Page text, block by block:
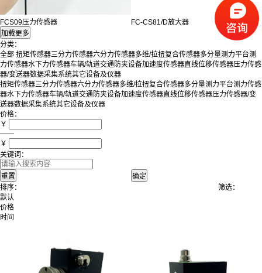
FCS09压力传感器 FC-CS81/D放大器
分类：
全部 扭矩传感器三分力传感器六分力传感器多维/拉扭复合传感器多分量测力平台测
力传感器水下力传感器车辆/轨道交通防夹设备加速度传感器直线位移传感器压力传感
器/变送器数据采集系统其它设备及仪器
扭矩传感器三分力传感器六分力传感器多维/拉扭复合传感器多分量测力平台测力传感
器水下力传感器车辆/轨道交通防夹设备加速度传感器直线位移传感器压力传感器/变
送器数据采集系统其它设备及仪器
价格：
￥
——
￥
关键词：
排序：
默认
价格
时间
筛选：